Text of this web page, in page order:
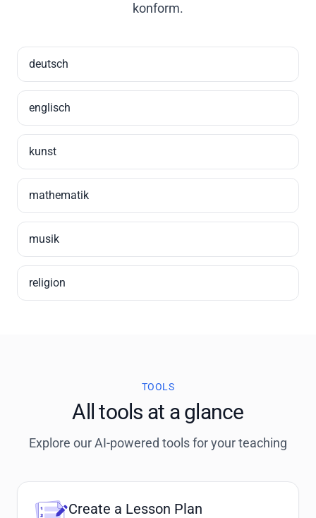
konform.
deutsch
englisch
kunst
mathematik
musik
religion
TOOLS
All tools at a glance
Explore our AI-powered tools for your teaching
Create a Lesson Plan